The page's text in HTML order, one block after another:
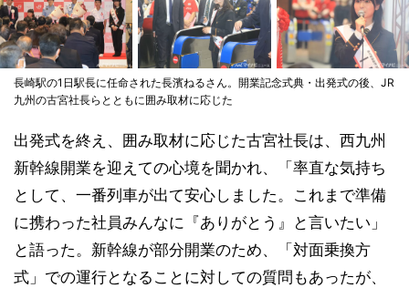
長崎駅の1日駅長に任命された長濱ねるさん。開業記念式典・出発式の後、JR
九州の古宮社長らとともに囲み取材に応じた
出発式を終え、囲み取材に応じた古宮社長は、西九州
新幹線開業を迎えての心境を聞かれ、「率直な気持ち
として、一番列車が出て安心しました。これまで準備
に携わった社員みんなに『ありがとう』と言いたい」
と語った。新幹線が部分開業のため、「対面乗換方
式」での運行となることに対しての質問もあったが、